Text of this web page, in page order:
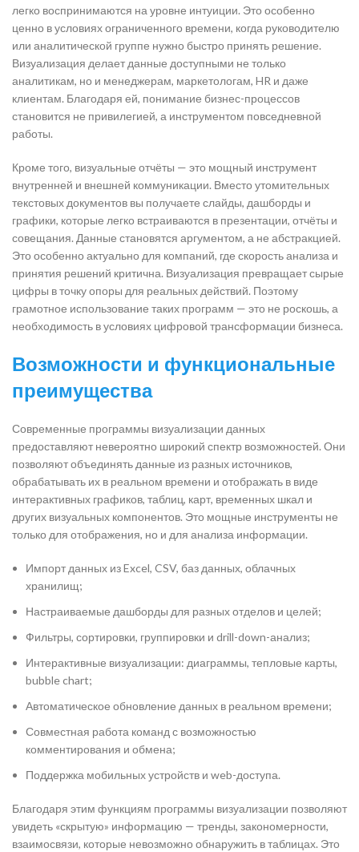
легко воспринимаются на уровне интуиции. Это особенно
ценно в условиях ограниченного времени, когда руководителю
или аналитической группе нужно быстро принять решение.
Визуализация делает данные доступными не только
аналитикам, но и менеджерам, маркетологам, HR и даже
клиентам. Благодаря ей, понимание бизнес-процессов
становится не привилегией, а инструментом повседневной
работы.
Кроме того, визуальные отчёты — это мощный инструмент
внутренней и внешней коммуникации. Вместо утомительных
текстовых документов вы получаете слайды, дашборды и
графики, которые легко встраиваются в презентации, отчёты и
совещания. Данные становятся аргументом, а не абстракцией.
Это особенно актуально для компаний, где скорость анализа и
принятия решений критична. Визуализация превращает сырые
цифры в точку опоры для реальных действий. Поэтому
грамотное использование таких программ — это не роскошь, а
необходимость в условиях цифровой трансформации бизнеса.
Возможности и функциональные
преимущества
Современные программы визуализации данных
предоставляют невероятно широкий спектр возможностей. Они
позволяют объединять данные из разных источников,
обрабатывать их в реальном времени и отображать в виде
интерактивных графиков, таблиц, карт, временных шкал и
других визуальных компонентов. Это мощные инструменты не
только для отображения, но и для анализа информации.
Импорт данных из Excel, CSV, баз данных, облачных
хранилищ;
Настраиваемые дашборды для разных отделов и целей;
Фильтры, сортировки, группировки и drill-down-анализ;
Интерактивные визуализации: диаграммы, тепловые карты,
bubble chart;
Автоматическое обновление данных в реальном времени;
Совместная работа команд с возможностью
комментирования и обмена;
Поддержка мобильных устройств и web-доступа.
Благодаря этим функциям программы визуализации позволяют
увидеть «скрытую» информацию — тренды, закономерности,
взаимосвязи, которые невозможно обнаружить в таблицах. Это